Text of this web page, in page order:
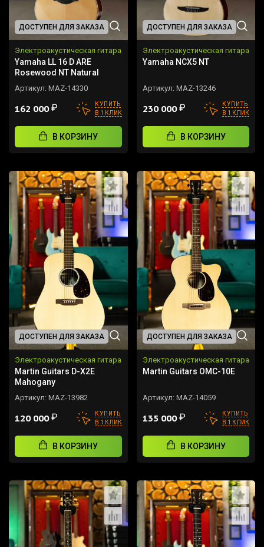
ДОСТУПЕН ДЛЯ ЗАКАЗА
Электроакустическая гитара
Yamaha LL 16 D ARE
Rosewood NT Natural
Артикул: MAZ-14330
162 000₽
КУПИТЬ
В 1 КЛИК
В КОРЗИНУ
ДОСТУПЕН ДЛЯ ЗАКАЗА
Электроакустическая гитара
Yamaha NCX5 NT
Артикул: MAZ-13246
230 000₽
КУПИТЬ
В 1 КЛИК
В КОРЗИНУ
ДОСТУПЕН ДЛЯ ЗАКАЗА
Электроакустическая гитара
Martin Guitars D-X2E
Mahogany
Артикул: MAZ-13982
120 000₽
КУПИТЬ
В 1 КЛИК
В КОРЗИНУ
ДОСТУПЕН ДЛЯ ЗАКАЗА
Электроакустическая гитара
Martin Guitars OMC-10E
Артикул: MAZ-14059
135 000₽
КУПИТЬ
В 1 КЛИК
В КОРЗИНУ